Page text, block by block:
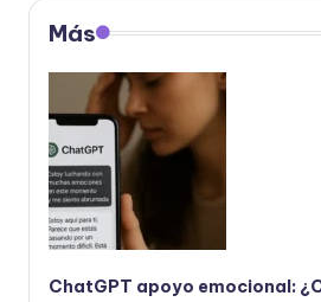
Más
ChatGPT apoyo emocional: